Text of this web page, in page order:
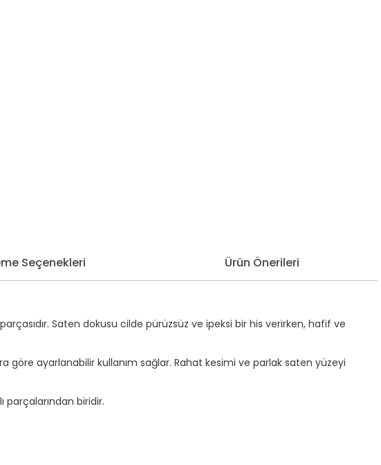
Seçenekleri Ürün Önerileri
Saten dokusu cilde pürüzsüz ve ipeksi bir his verirken, hafif ve
göre ayarlanabilir kullanım sağlar. Rahat kesimi ve parlak saten yüzeyi
parçalarından biridir.